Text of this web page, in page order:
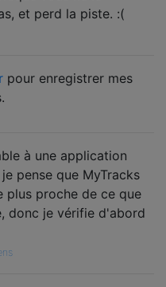
et perd la piste. :(
pour enregistrer mes
à une application
pense que MyTracks
plus proche de ce que
donc je vérifie d'abord